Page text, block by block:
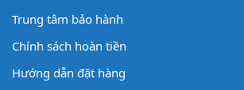
Trung tâm bảo hành
Chính sách hoàn tiền
Hướng dẫn đặt hàng